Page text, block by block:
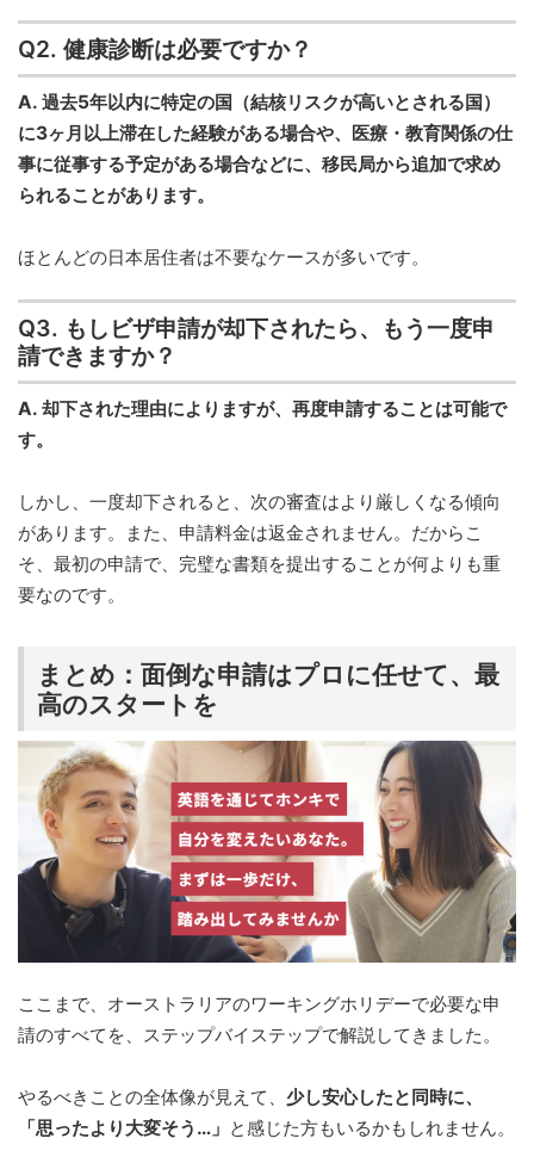
Q2. 健康診断は必要ですか？
A. 過去5年以内に特定の国（結核リスクが高いとされる国）
に3ヶ月以上滞在した経験がある場合や、医療・教育関係の仕
事に従事する予定がある場合などに、移民局から追加で求め
られることがあります。
ほとんどの日本居住者は不要なケースが多いです。
Q3. もしビザ申請が却下されたら、もう一度申
請できますか？
A. 却下された理由によりますが、再度申請することは可能で
す。
しかし、一度却下されると、次の審査はより厳しくなる傾向
があります。また、申請料金は返金されません。だからこ
そ、最初の申請で、完璧な書類を提出することが何よりも重
要なのです。
まとめ：面倒な申請はプロに任せて、最
高のスタートを
ここまで、オーストラリアのワーキングホリデーで必要な申
請のすべてを、ステップバイステップで解説してきました。
やるべきことの全体像が見えて、 少し安心したと同時に、
「思ったより大変そう…」 と感じた方もいるかもしれません。